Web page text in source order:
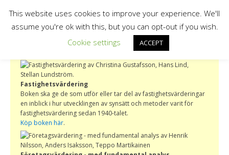
Fastighetsvärdering
Boken ska ge de som utför eller tar del av fastighetsvärderingar
en inblick i hur utvecklingen av synsätt och metoder varit för
fastighetsvärdering sedan 1940-talet.
Köp boken här.
This website uses cookies to improve your experience. We'll
assume you're ok with this, but you can opt-out if you wish.
Cookie settings
ACCEPT